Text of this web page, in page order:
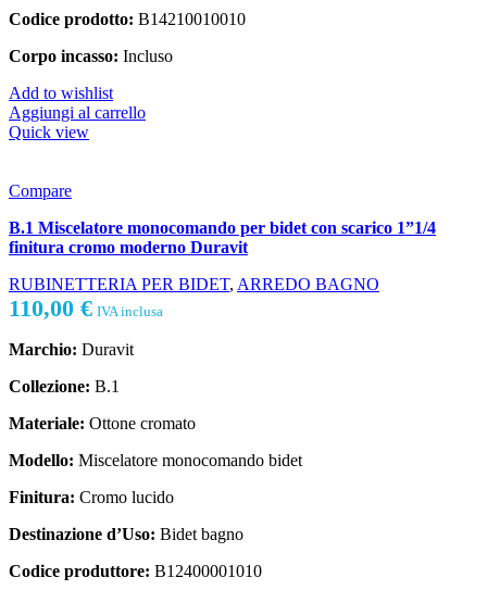
Codice prodotto: B14210010010
Corpo incasso: Incluso
Add to wishlist
Aggiungi al carrello
Quick view
Compare
B.1 Miscelatore monocomando per bidet con scarico 1”1/4
finitura cromo moderno Duravit
RUBINETTERIA PER BIDET, ARREDO BAGNO
110,00 € IVA inclusa
Marchio: Duravit
Collezione: B.1
Materiale: Ottone cromato
Modello: Miscelatore monocomando bidet
Finitura: Cromo lucido
Destinazione d’Uso: Bidet bagno
Codice produttore: B12400001010